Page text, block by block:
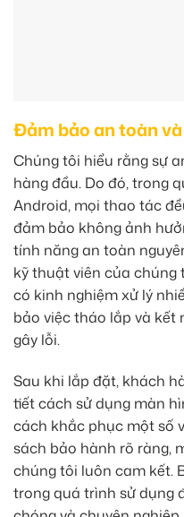
Đảm bảo an toàn
Chúng tôi hiểu rằng sự
hàng đầu. Do đó, trong
Android, mọi thao tác
đảm bảo không ảnh
tính năng an toàn
kỹ thuật viên của chúng
có kinh nghiệm xử lý
bảo việc tháo lắp và kết
gây lỗi.
Sau khi lắp đặt, khách
tiết cách sử dụng màn
cách khắc phục một số
sách bảo hành rõ ràng,
chúng tôi luôn cam kết.
trong quá trình sử dụng